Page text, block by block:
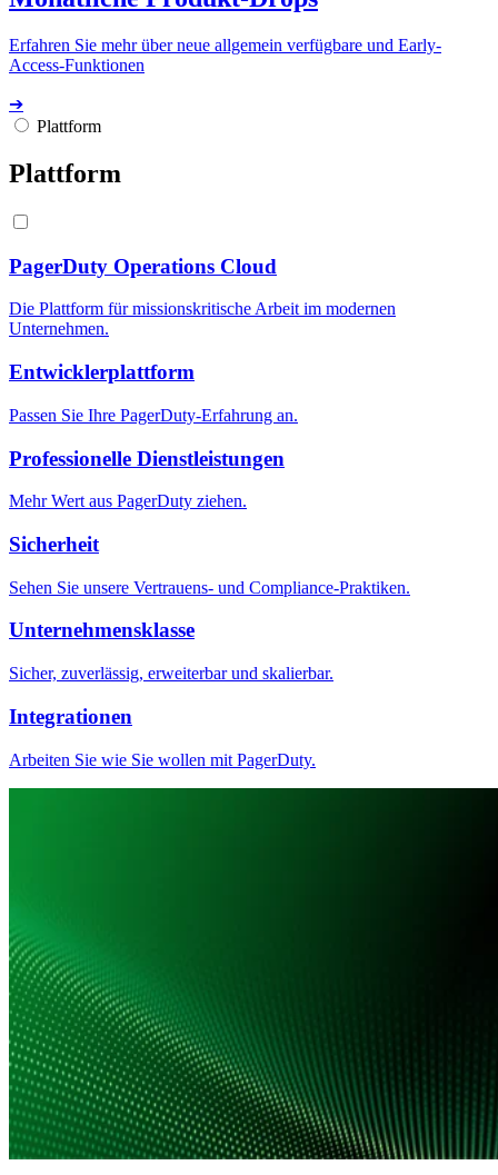
Erfahren Sie mehr über neue allgemein verfügbare und Early-
Access-Funktionen
➔
Plattform
Plattform
PagerDuty Operations Cloud
Die Plattform für missionskritische Arbeit im modernen
Unternehmen.
Entwicklerplattform
Passen Sie Ihre PagerDuty-Erfahrung an.
Professionelle Dienstleistungen
Mehr Wert aus PagerDuty ziehen.
Sicherheit
Sehen Sie unsere Vertrauens- und Compliance-Praktiken.
Unternehmensklasse
Sicher, zuverlässig, erweiterbar und skalierbar.
Integrationen
Arbeiten Sie wie Sie wollen mit PagerDuty.